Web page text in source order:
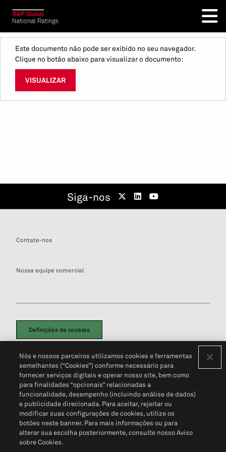
Este documento não pode ser exibido no seu navegador.
Clique no botão abaixo para visualizar o documento:
VISUALIZAR
Siga-nos
Contate-nos
Nossa equipe comercial
Definições de cookies
Política de PrivacidadePortal de privacidade do cliente (em inglês)
Não Venda Minhas Informações Pessoais© 2026 S&P Global
Nós e nossos parceiros utilizamos cookies e ferramentas
semelhantes (“Cookies”) conforme necessário para
fornecer serviços digitais e operar nosso site, bem como
para finalidades “opcionais” relacionadas a
funcionalidade, desempenho (incluindo análise de dados)
e publicidade direcionada. Para aceitar, rejeitar ou
modificar suas configurações de cookies, utilize os
botões neste banner. Para mais informações ou para
alterar sua escolha posteriormente, consulte nosso Aviso
sobre Cookies.